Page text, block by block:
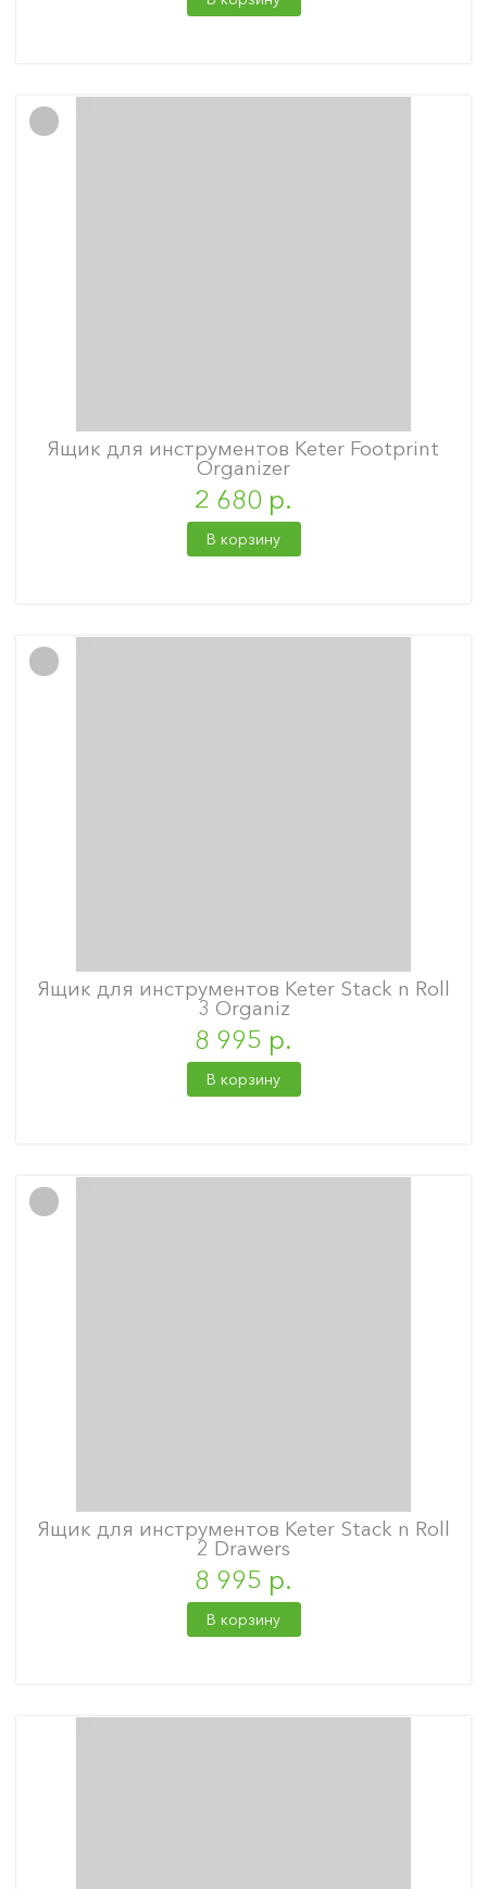
Ящик для инструментов Keter Footprint
Organizer
2 680 р.
В корзину
Ящик для инструментов Keter Stack n Roll
3 Organiz
8 995 р.
В корзину
Ящик для инструментов Keter Stack n Roll
2 Drawers
8 995 р.
В корзину